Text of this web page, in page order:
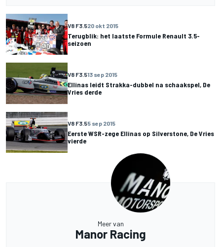
V8 F3.520 okt 2015
Terugblik: het laatste Formule Renault 3.5-
seizoen
V8 F3.513 sep 2015
Ellinas leidt Strakka-dubbel na schaakspel, De
Vries derde
V8 F3.55 sep 2015
Eerste WSR-zege Ellinas op Silverstone, De Vries
vierde
Meer van
Manor Racing